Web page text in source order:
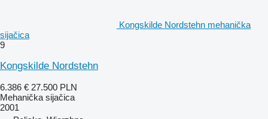
Kongskilde Nordstehn mehanička
sijačica
9
Kongskilde Nordstehn
6.386 € 27.500 PLN
Mehanička sijačica
2001